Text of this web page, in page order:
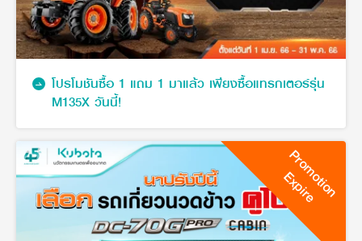
โปรโมชันซื้อ 1 แถม 1 มาแล้ว เพียงซื้อแทรกเตอร์รุ่น
M135X วันนี้!
Promotion
Expire